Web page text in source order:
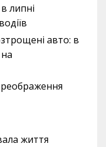
липні
авто: в
життя